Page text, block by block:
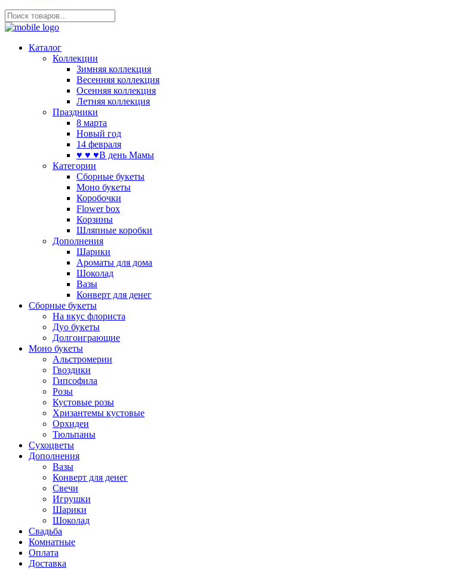
Каталог
Коллекции
Зимняя коллекция
Весенняя коллекция
Осенняя коллекция
Летняя коллекция
Праздники
8 марта
Новый год
14 февраля
♥ ♥ ♥В день Мамы
Категории
Сборные букеты
Моно букеты
Коробочки
Flower box
Корзины
Шляпные коробки
Дополнения
Шарики
Ароматы для дома
Шоколад
Вазы
Конверт для денег
Сборные букеты
На вкус флориста
Дуо букеты
Долгоиграющие
Моно букеты
Альстромерии
Гвоздики
Гипсофила
Розы
Кустовые розы
Хризантемы кустовые
Орхидеи
Тюльпаны
Сухоцветы
Дополнения
Вазы
Конверт для денег
Свечи
Игрушки
Шарики
Шоколад
Свадьба
Комнатные
Оплата
Доставка